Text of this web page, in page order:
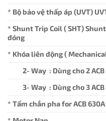
* Bộ bảo vệ thấp áp (UVT)
* Shunt Trip Coil ( SHT)
đóng
* Khóa liên động (
2- Way : Dùng cho 2 ACB
3- Way : Dùng cho 3 ACB
* Tấm chắn pha for ACB